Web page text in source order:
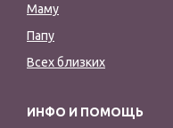
Маму
Папу
Всех близких
ИНФО И ПОМОЩЬ